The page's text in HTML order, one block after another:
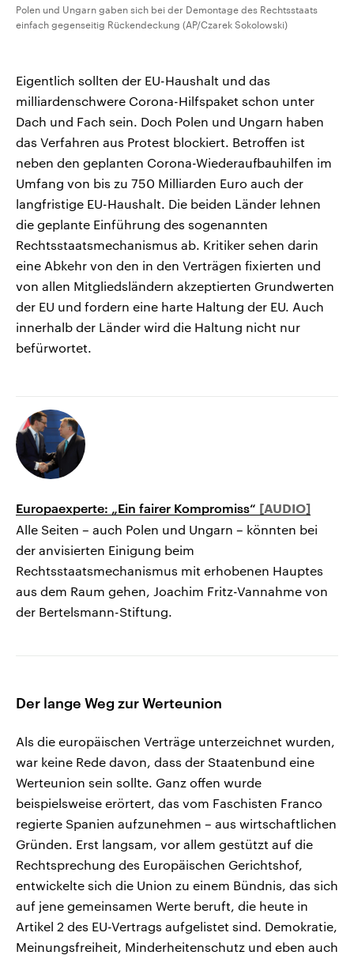
Polen und Ungarn gaben sich bei der Demontage des Rechtsstaats
einfach gegenseitig Rückendeckung (AP/Czarek Sokolowski)
Eigentlich sollten der EU-Haushalt und das
milliardenschwere Corona-Hilfspaket schon unter
Dach und Fach sein. Doch Polen und Ungarn haben
das Verfahren aus Protest blockiert. Betroffen ist
neben den geplanten Corona-Wiederaufbauhilfen im
Umfang von bis zu 750 Milliarden Euro auch der
langfristige EU-Haushalt. Die beiden Länder lehnen
die geplante Einführung des sogenannten
Rechtsstaatsmechanismus ab. Kritiker sehen darin
eine Abkehr von den in den Verträgen fixierten und
von allen Mitgliedsländern akzeptierten Grundwerten
der EU und fordern eine harte Haltung der EU. Auch
innerhalb der Länder wird die Haltung nicht nur
befürwortet.
Europaexperte: „Ein fairer Kompromiss“
Alle Seiten – auch Polen und Ungarn – könnten bei
der anvisierten Einigung beim
Rechtsstaatsmechanismus mit erhobenen Hauptes
aus dem Raum gehen, Joachim Fritz-Vannahme von
der Bertelsmann-Stiftung.
Der lange Weg zur Werteunion
Als die europäischen Verträge unterzeichnet wurden,
war keine Rede davon, dass der Staatenbund eine
Werteunion sein sollte. Ganz offen wurde
beispielsweise erörtert, das vom Faschisten Franco
regierte Spanien aufzunehmen – aus wirtschaftlichen
Gründen. Erst langsam, vor allem gestützt auf die
Rechtsprechung des Europäischen Gerichtshof,
entwickelte sich die Union zu einem Bündnis, das sich
auf jene gemeinsamen Werte beruft, die heute in
Artikel 2 des EU-Vertrags aufgelistet sind. Demokratie,
Meinungsfreiheit, Minderheitenschutz und eben auch